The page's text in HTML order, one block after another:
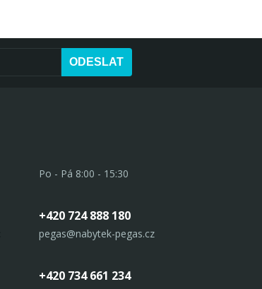
ODESLAT
Po - Pá 8:00 - 15:30
+420 724 888 180
pegas@nabytek-pegas.cz
+420 734 661 234